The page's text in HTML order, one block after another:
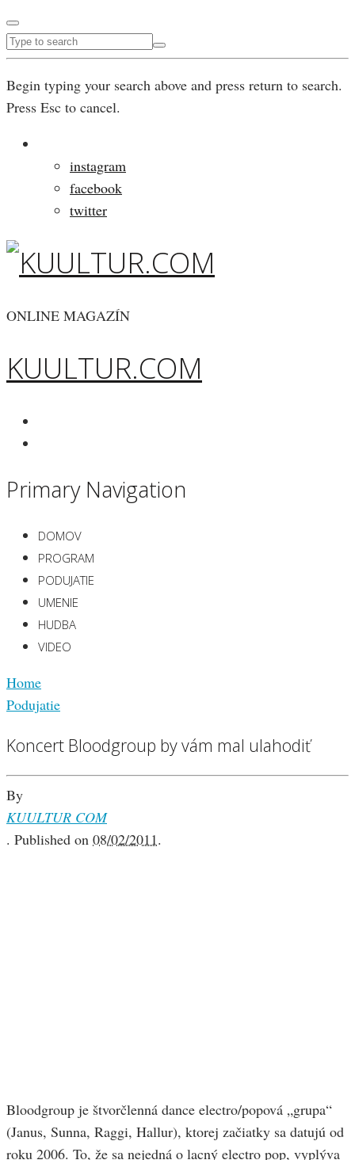
Begin typing your search above and press return to search.
Press Esc to cancel.
instagram
facebook
twitter
ONLINE MAGAZÍN
KUULTUR.COM
Primary Navigation
DOMOV
PROGRAM
PODUJATIE
UMENIE
HUDBA
VIDEO
Home
Podujatie
Koncert Bloodgroup by vám mal ulahodiť
By
KUULTUR COM
. Published on 08/02/2011.
Bloodgroup je štvorčlenná dance electro/popová „grupa“
(Janus, Sunna, Raggi, Hallur), ktorej začiatky sa datujú od
roku 2006. To, že sa nejedná o lacný electro pop, vyplýva